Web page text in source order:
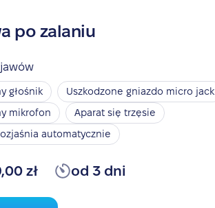
po zalaniu
głośnik
Uszkodzone gniazdo micro jack
mikrofon
Aparat się trzęsie
automatycznie
zł od 3 dni